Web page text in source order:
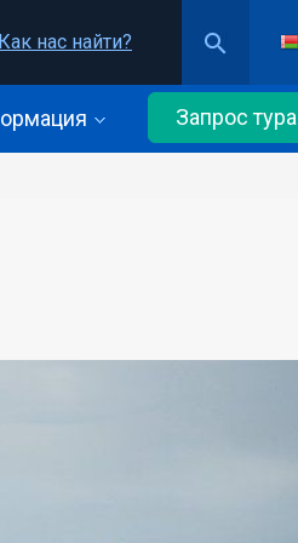
нас найти?
Запрос тура